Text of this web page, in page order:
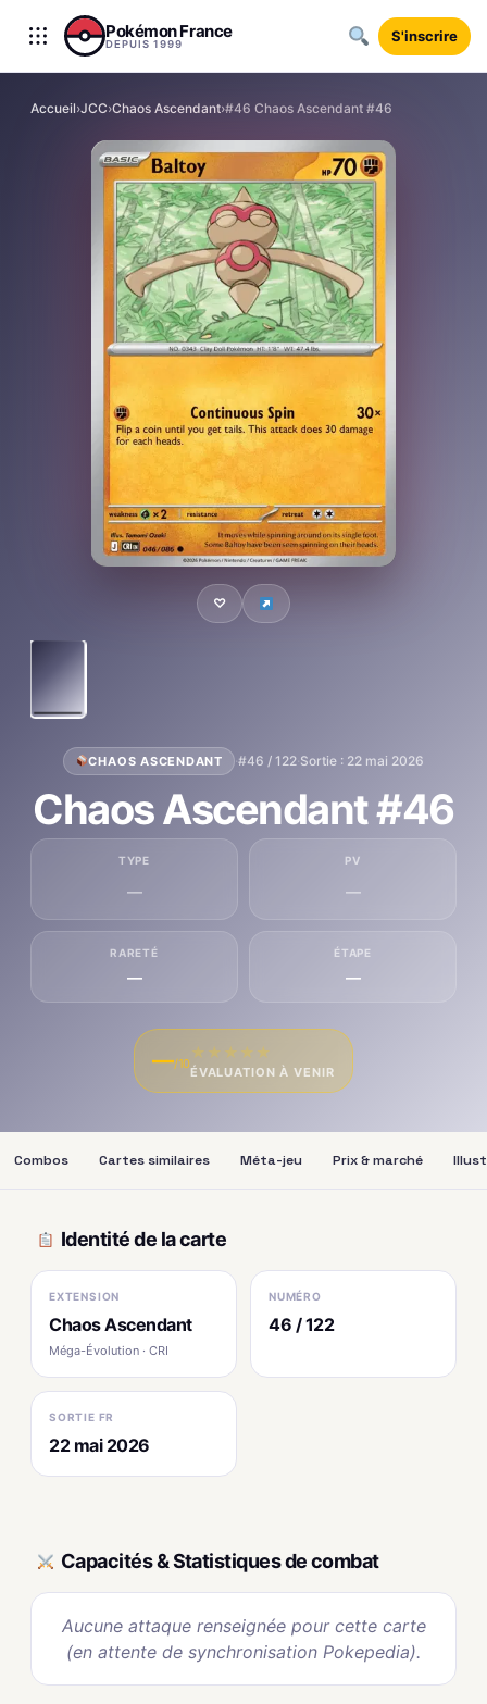
Aller au contenu
Pokémon France
DEPUIS 1999 S'inscrire
Accueil›JCC›Chaos Ascendant›#46 Chaos Ascendant #46
♡
CHAOS ASCENDANT ·#46 / 122·Sortie : 22 mai 2026
Chaos Ascendant #46
TYPE
—
PV
—
RARETÉ
—
ÉTAPE
—
—/10
★ ★ ★ ★ ★
ÉVALUATION À VENIR
Combos Cartes similaires Méta-jeu Prix & marché
Identité de la carte
EXTENSION
Chaos Ascendant
Méga-Évolution · CRI
NUMÉRO
46 / 122
SORTIE FR
22 mai 2026
Capacités & Statistiques de combat
Aucune attaque renseignée pour cette carte
(en attente de synchronisation Pokepedia).